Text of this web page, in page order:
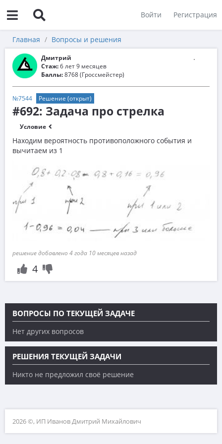
Войти Регистрация
Главная Вопросы и решения
Дмитрий
Стаж:6 лет 9 месяцев
Баллы:8768 (Гроссмейстер)
№7544 Решение (открыт)
#692: Задача про стрелка
Условие
Находим вероятность противоположного события и
вычитаем из 1
решение добавлено 4 года 10 месяцев назад
4
ВОПРОСЫ ПО ТЕКУЩЕЙ ЗАДАЧЕ
Нет других вопросов
РЕШЕНИЯ ТЕКУЩЕЙ ЗАДАЧИ
Никто не предложил своё решение
2026 ©, ИП Иванов Дмитрий Михайлович